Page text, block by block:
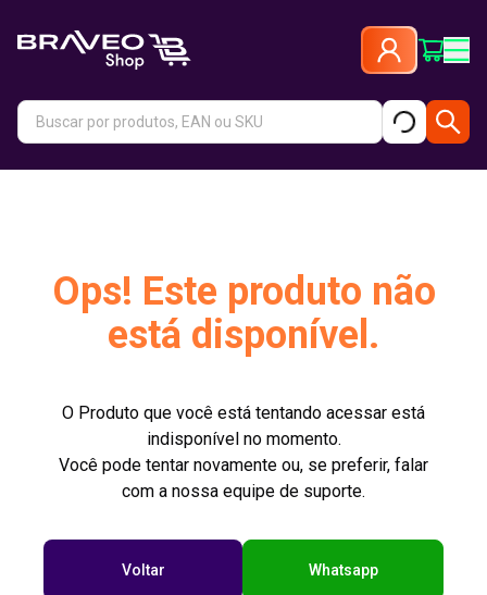
Ops! Este produto não
está disponível.
O Produto que você está tentando acessar está
indisponível no momento.
Você pode tentar novamente ou, se preferir, falar
com a nossa equipe de suporte.
Voltar Whatsapp